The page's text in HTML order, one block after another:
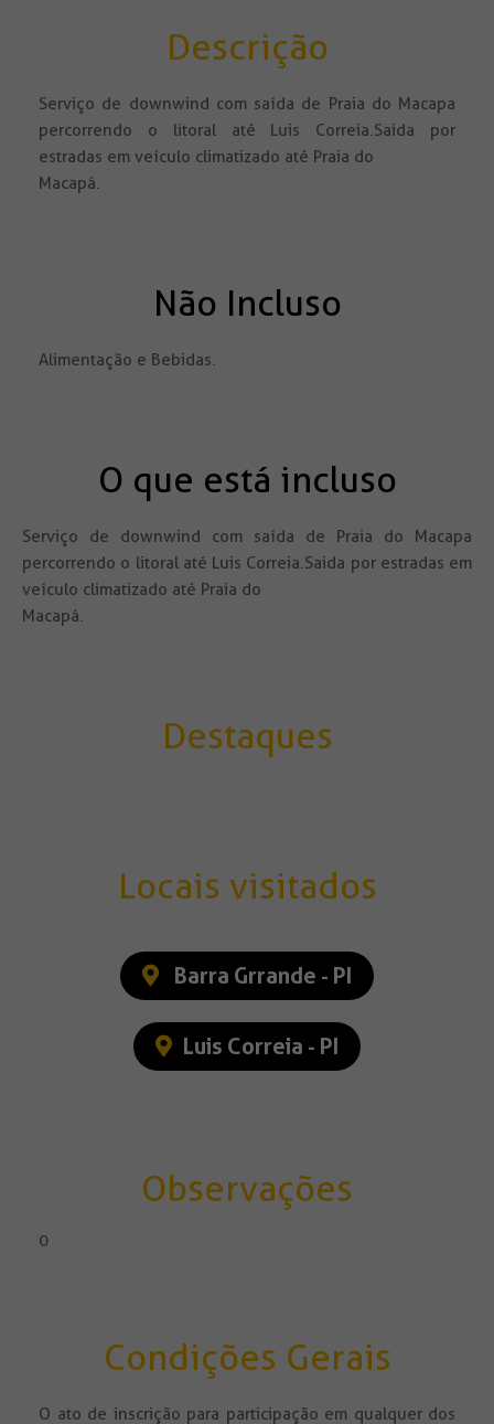
Descrição
Serviço de downwind com saída de Praia do Macapa
percorrendo o litoral até Luis Correia.Saida por
estradas em veículo climatizado até Praia do
Macapá.
Não Incluso
Alimentação e Bebidas.
O que está incluso
Serviço de downwind com saída de Praia do Macapa
percorrendo o litoral até Luis Correia.Saida por estradas em
veículo climatizado até Praia do
Macapá.
Destaques
Locais visitados
Barra Grrande - PI
Luis Correia - PI
Observações
0
Condições Gerais
O ato de inscrição para participação em qualquer dos